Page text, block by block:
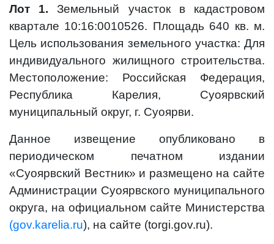
Лот 1. Земельный участок в кадастровом
квартале 10:16:0010526. Площадь 640 кв. м.
Цель использования земельного участка: Для
индивидуального жилищного строительства.
Местоположение: Российская Федерация,
Республика Карелия, Суоярвский
муниципальный округ, г. Суоярви.
Данное извещение опубликовано в
периодическом печатном издании
«Суоярвский Вестник» и размещено на сайте
Администрации Суоярвского муниципального
округа, на официальном сайте Министерства
(gov.karelia.ru), на сайте (torgi.gov.ru).